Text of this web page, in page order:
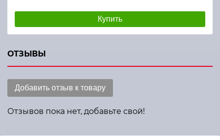
Купить
ОТЗЫВЫ
Добавить отзыв к товару
Отзывов пока нет, добавьте свой!